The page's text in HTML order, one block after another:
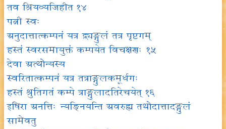
तव श्रियव्यजिहीत १४
पत्नी स्वः
अनुदात्तात्कम्पनं यत्र द्व्यङ्गुलं तत्र पृष्टगम्
हस्तं स्वरसमायुक्तं कम्पयेत विचक्षणः १५
देवा अत्थोन्यस्य
स्वरितात्कम्पनं यत्र तत्राङ्गुलकमूर्धगः
हस्तं श्रुतिगतं कम्पे त्राङ्गुलादतिरेचयेत् १६
इषिरा अनत्तिः न्यङ्नियन्ति अवरुह्य तथोदात्तादङ्गुलं
सामेवतु